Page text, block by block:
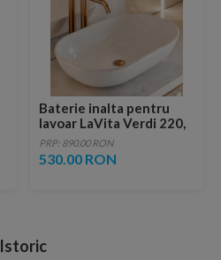
Baterie inalta pentru
lavoar LaVita Verdi 220,
fara ventil, brushed
copper
PRP: 890.00 RON
530.00 RON
Istoric